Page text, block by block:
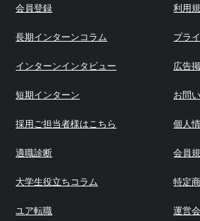
会員登録
長期インターンコラム
インターンインタビュー
短期インターン
採用ご担当者様はこちら
適職診断
大学生役立ちコラム
ユア転職
利用
プラ
広告
お問
個人
会員
特定
運営